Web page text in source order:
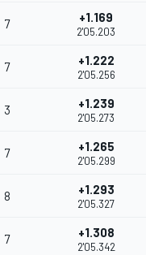
7 +1.169
2'05.203
7 +1.222
2'05.256
3 +1.239
2'05.273
7 +1.265
2'05.299
8 +1.293
2'05.327
7 +1.308
2'05.342